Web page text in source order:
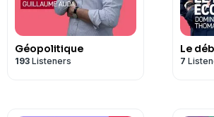
confidentialitepour
Géopolitique
193 Listeners
Le
7